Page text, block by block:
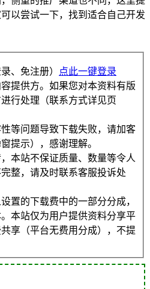
以尝试一下，找到适合自己开发
、免注册）
点此一键登录
提供方。如果您对本资料有版
行处理（联系方式详见页
等问题导致下载失败，请加客
提示），感谢理解。
本站不保证质量、数量等令人
整，请及时联系客服投诉处
置的下载费中的一部分分成，
本站仅为用户提供资料分享平
享（平台无费用分成），不提